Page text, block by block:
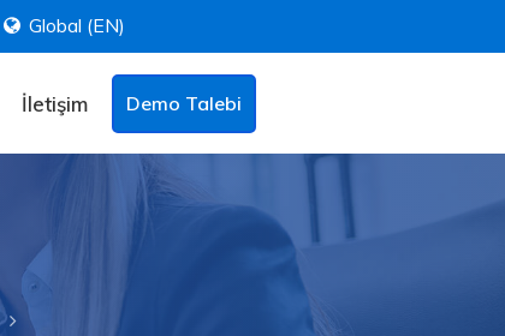
Global (EN)
İletişim Demo Talebi